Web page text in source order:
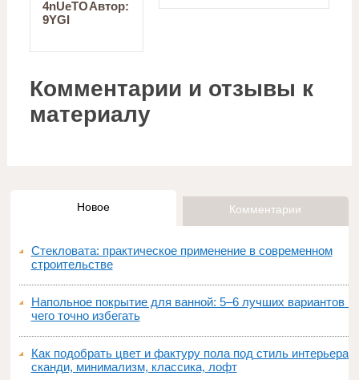
Автор:
4nUeTO
9YGI
Комментарии и отзывы к
материалу
Новое Комментарии
Стекловата: практическое применение в современном
строительстве
Напольное покрытие для ванной: 5–6 лучших вариантов и
чего точно избегать
Как подобрать цвет и фактуру пола под стиль интерьера:
сканди, минимализм, классика, лофт